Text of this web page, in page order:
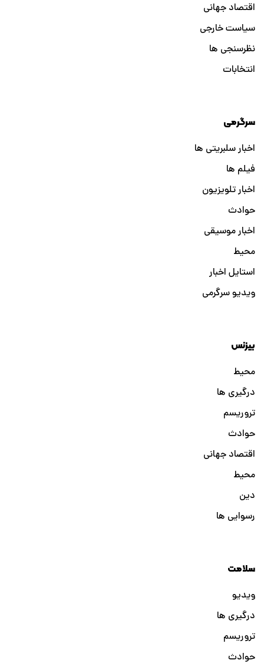
اقتصاد جهانی
سیاست خارجی
نظرسنجی ها
انتخابات
سرگرمی
اخبار سلبریتی ها
فیلم ها
اخبار تلویزیون
حوادث
اخبار موسیقی
محیط
استایل اخبار
ویدیو سرگرمی
بیزنس
محیط
درگیری ها
تروریسم
حوادث
اقتصاد جهانی
محیط
دین
رسوایی ها
سلامت
ویدیو
درگیری ها
تروریسم
حوادث